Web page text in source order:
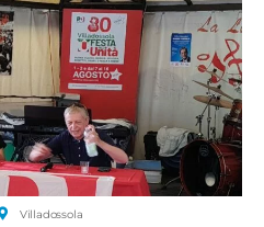
Villadossola